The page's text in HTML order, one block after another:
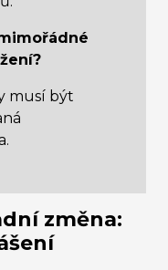
musí být
změna: